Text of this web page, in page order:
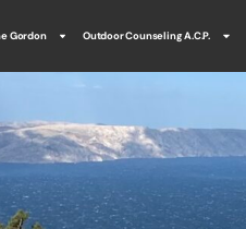
Gordon Outdoor Counseling A.C.P.